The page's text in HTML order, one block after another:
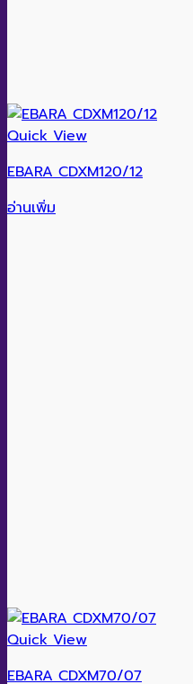
Quick View
EBARA CDXM120/12
อ่านเพิ่ม
Quick View
EBARA CDXM70/07